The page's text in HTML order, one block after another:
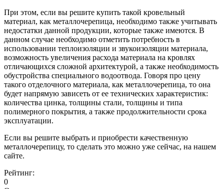
При этом, если вы решите купить такой кровельный
материал, как металлочерепица, необходимо также учитывать
недостатки данной продукции, которые также имеются. В
данном случае необходимо отметить потребность в
использовании теплоизоляции и звукоизоляции материала,
возможность увеличения расхода материала на кровлях
отличающихся сложной архитектурой, а также необходимость
обустройства специального водоотвода. Говоря про цену
такого отделочного материала, как металлочерепица, то она
будет напрямую зависеть от ее технических характеристик:
количества цинка, толщины стали, толщины и типа
полимерного покрытия, а также продолжительности срока
эксплуатации.
Если вы решите выбрать и приобрести качественную
металлочерепицу, то сделать это можно уже сейчас, на нашем
сайте.
Рейтинг:
0